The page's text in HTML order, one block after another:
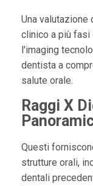
Una valutazione
clinico a più fasi
l'imaging
dentista a
salute orale.
Raggi X
Questi
strutture orali,
dentali